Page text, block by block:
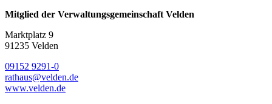
Mitglied der Verwaltungsgemeinschaft Velden
Marktplatz 9
91235 Velden
09152 9291-0
rathaus@velden.de
www.velden.de